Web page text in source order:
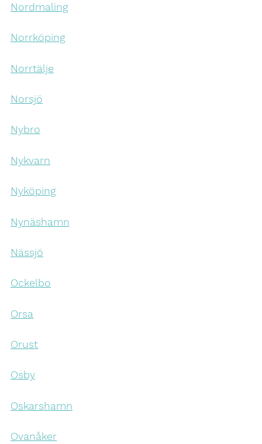
Nordmaling
Norrköping
Norrtälje
Norsjö
Nybro
Nykvarn
Nyköping
Nynäshamn
Nässjö
Ockelbo
Orsa
Orust
Osby
Oskarshamn
Ovanåker